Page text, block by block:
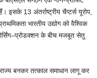
13 अंतर्राष्ट्रीय चैप्टर्स यूरोप,
भारतीय उद्योग को वैश्विक
के बीच मजबूत सेतु
बनकर तत्काल समाधान लागू कर